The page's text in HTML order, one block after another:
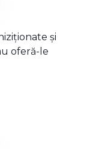
și
oferă-le